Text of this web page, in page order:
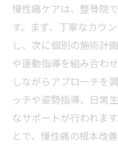
慢性痛ケアは、整骨院
す。まず、丁寧なカウ
し、次に個別の施術計
や運動指導を組み合わ
しながらアプローチを
ッチや姿勢指導、日常
なサポートが行われま
とで、慢性痛の根本改